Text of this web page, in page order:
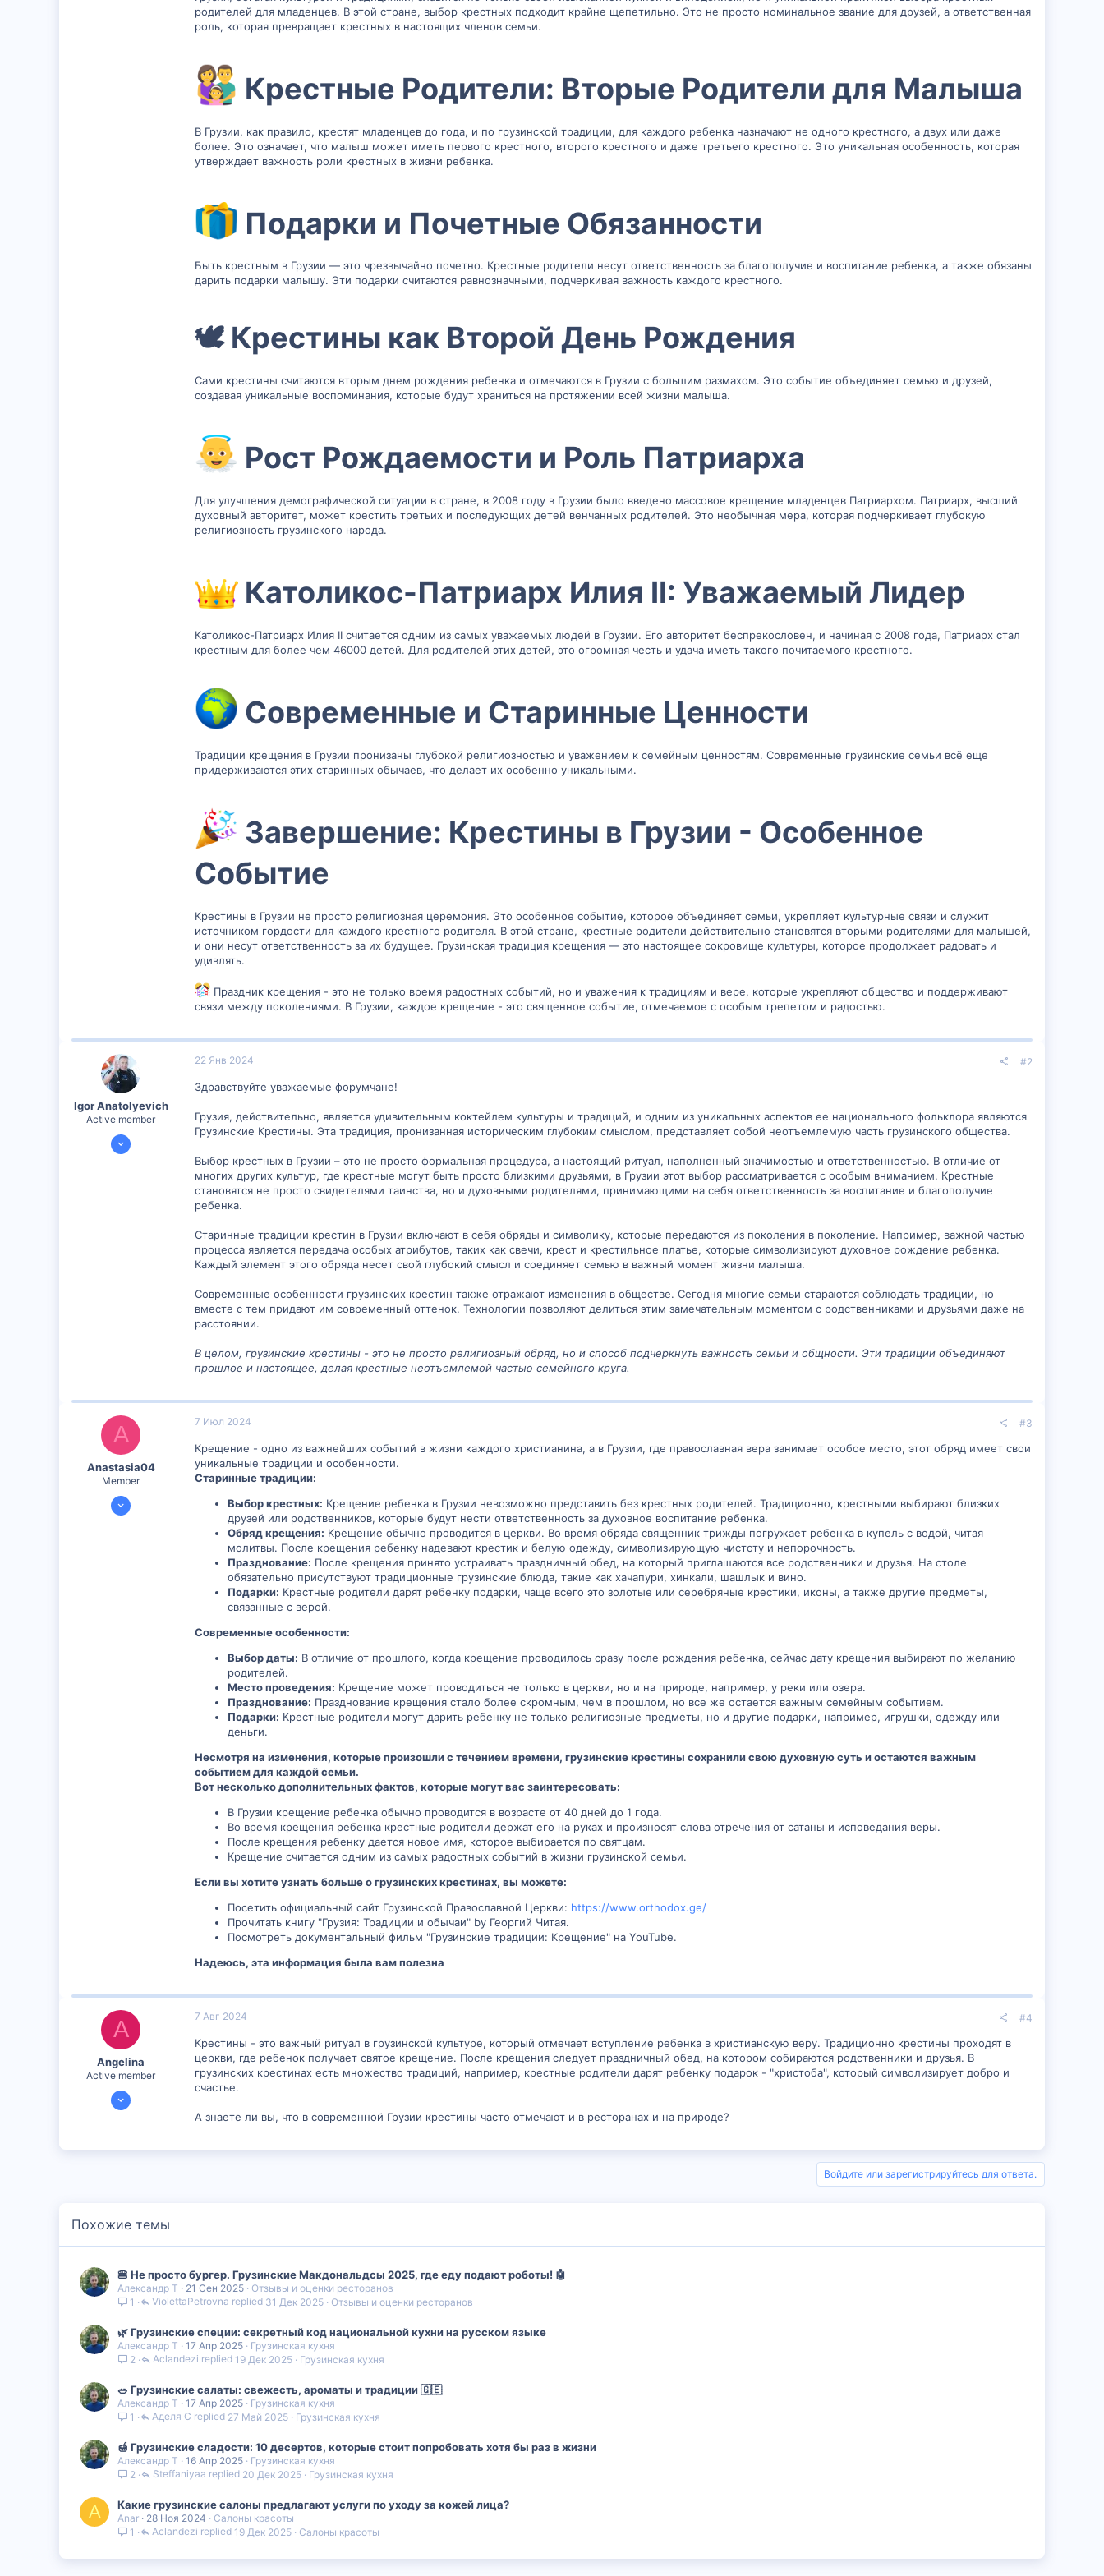
родителей для младенцев. В этой стране, выбор крестных подходит крайне щепетильно. Это не просто номинальное звание для друзей, а ответственная
роль, которая превращает крестных в настоящих членов семьи.
Крестные Родители: Вторые Родители для Малыша​
В Грузии, как правило, крестят младенцев до года, и по грузинской традиции, для каждого ребенка назначают не одного крестного, а двух или даже
более. Это означает, что малыш может иметь первого крестного, второго крестного и даже третьего крестного. Это уникальная особенность, которая
утверждает важность роли крестных в жизни ребенка.
Подарки и Почетные Обязанности​
Быть крестным в Грузии — это чрезвычайно почетно. Крестные родители несут ответственность за благополучие и воспитание ребенка, а также обязаны
дарить подарки малышу. Эти подарки считаются равнозначными, подчеркивая важность каждого крестного.
🕊 Крестины как Второй День Рождения​
Сами крестины считаются вторым днем рождения ребенка и отмечаются в Грузии с большим размахом. Это событие объединяет семью и друзей,
создавая уникальные воспоминания, которые будут храниться на протяжении всей жизни малыша.
Рост Рождаемости и Роль Патриарха​
Для улучшения демографической ситуации в стране, в 2008 году в Грузии было введено массовое крещение младенцев Патриархом. Патриарх, высший
духовный авторитет, может крестить третьих и последующих детей венчанных родителей. Это необычная мера, которая подчеркивает глубокую
религиозность грузинского народа.
Католикос-Патриарх Илия II: Уважаемый Лидер​
Католикос-Патриарх Илия II считается одним из самых уважаемых людей в Грузии. Его авторитет беспрекословен, и начиная с 2008 года, Патриарх стал
крестным для более чем 46000 детей. Для родителей этих детей, это огромная честь и удача иметь такого почитаемого крестного.
Современные и Старинные Ценности​
Традиции крещения в Грузии пронизаны глубокой религиозностью и уважением к семейным ценностям. Современные грузинские семьи всё еще
придерживаются этих старинных обычаев, что делает их особенно уникальными.
Завершение: Крестины в Грузии - Особенное
Событие​
Крестины в Грузии не просто религиозная церемония. Это особенное событие, которое объединяет семьи, укрепляет культурные связи и служит
источником гордости для каждого крестного родителя. В этой стране, крестные родители действительно становятся вторыми родителями для малышей,
и они несут ответственность за их будущее. Грузинская традиция крещения — это настоящее сокровище культуры, которое продолжает радовать и
удивлять.
Праздник крещения - это не только время радостных событий, но и уважения к традициям и вере, которые укрепляют общество и поддерживают
связи между поколениями. В Грузии, каждое крещение - это священное событие, отмечаемое с особым трепетом и радостью.
Igor Anatolyevich
Active member
18 Янв 2024
22 Янв 2024 #2
Здравствуйте уважаемые форумчане!
Грузия, действительно, является удивительным коктейлем культуры и традиций, и одним из уникальных аспектов ее национального фольклора являются
Грузинские Крестины. Эта традиция, пронизанная историческим глубоким смыслом, представляет собой неотъемлемую часть грузинского общества.
Выбор крестных в Грузии – это не просто формальная процедура, а настоящий ритуал, наполненный значимостью и ответственностью. В отличие от
многих других культур, где крестные могут быть просто близкими друзьями, в Грузии этот выбор рассматривается с особым вниманием. Крестные
становятся не просто свидетелями таинства, но и духовными родителями, принимающими на себя ответственность за воспитание и благополучие
ребенка.
Старинные традиции крестин в Грузии включают в себя обряды и символику, которые передаются из поколения в поколение. Например, важной частью
процесса является передача особых атрибутов, таких как свечи, крест и крестильное платье, которые символизируют духовное рождение ребенка.
Каждый элемент этого обряда несет свой глубокий смысл и соединяет семью в важный момент жизни малыша.
Современные особенности грузинских крестин также отражают изменения в обществе. Сегодня многие семьи стараются соблюдать традиции, но
вместе с тем придают им современный оттенок. Технологии позволяют делиться этим замечательным моментом с родственниками и друзьями даже на
расстоянии.
В целом, грузинские крестины - это не просто религиозный обряд, но и способ подчеркнуть важность семьи и общности. Эти традиции объединяют
прошлое и настоящее, делая крестные неотъемлемой частью семейного круга.
A
Anastasia04
Member
6 Июл 2024
7 Июл 2024 #3
Крещение - одно из важнейших событий в жизни каждого христианина, а в Грузии, где православная вера занимает особое место, этот обряд имеет свои
уникальные традиции и особенности.
Старинные традиции:
Выбор крестных: Крещение ребенка в Грузии невозможно представить без крестных родителей. Традиционно, крестными выбирают близких
друзей или родственников, которые будут нести ответственность за духовное воспитание ребенка.
Обряд крещения: Крещение обычно проводится в церкви. Во время обряда священник трижды погружает ребенка в купель с водой, читая
молитвы. После крещения ребенку надевают крестик и белую одежду, символизирующую чистоту и непорочность.
Празднование: После крещения принято устраивать праздничный обед, на который приглашаются все родственники и друзья. На столе
обязательно присутствуют традиционные грузинские блюда, такие как хачапури, хинкали, шашлык и вино.
Подарки: Крестные родители дарят ребенку подарки, чаще всего это золотые или серебряные крестики, иконы, а также другие предметы,
связанные с верой.
Современные особенности:
Выбор даты: В отличие от прошлого, когда крещение проводилось сразу после рождения ребенка, сейчас дату крещения выбирают по желанию
родителей.
Место проведения: Крещение может проводиться не только в церкви, но и на природе, например, у реки или озера.
Празднование: Празднование крещения стало более скромным, чем в прошлом, но все же остается важным семейным событием.
Подарки: Крестные родители могут дарить ребенку не только религиозные предметы, но и другие подарки, например, игрушки, одежду или
деньги.
Несмотря на изменения, которые произошли с течением времени, грузинские крестины сохранили свою духовную суть и остаются важным
событием для каждой семьи.
Вот несколько дополнительных фактов, которые могут вас заинтересовать:
В Грузии крещение ребенка обычно проводится в возрасте от 40 дней до 1 года.
Во время крещения ребенка крестные родители держат его на руках и произносят слова отречения от сатаны и исповедания веры.
После крещения ребенку дается новое имя, которое выбирается по святцам.
Крещение считается одним из самых радостных событий в жизни грузинской семьи.
Если вы хотите узнать больше о грузинских крестинах, вы можете:
Посетить официальный сайт Грузинской Православной Церкви: https://www.orthodox.ge/
Прочитать книгу "Грузия: Традиции и обычаи" by Георгий Читая.
Посмотреть документальный фильм "Грузинские традиции: Крещение" на YouTube.
Надеюсь, эта информация была вам полезна
A
Angelina
Active member
24 Июл 2024
7 Авг 2024 #4
Крестины - это важный ритуал в грузинской культуре, который отмечает вступление ребенка в христианскую веру. Традиционно крестины проходят в
церкви, где ребенок получает святое крещение. После крещения следует праздничный обед, на котором собираются родственники и друзья. В
грузинских крестинах есть множество традиций, например, крестные родители дарят ребенку подарок - "христоба", который символизирует добро и
счастье.
А знаете ли вы, что в современной Грузии крестины часто отмечают и в ресторанах и на природе?
Войдите или зарегистрируйтесь для ответа.
Похожие темы
🍔 Не просто бургер. Грузинские Макдональдсы 2025, где еду подают роботы! 🤖
Александр Т 21 Сен 2025 Отзывы и оценки ресторанов
1
Отзывы и оценки ресторанов
31 Дек 2025
ViolettaPetrovna
🌿 Грузинские специи: секретный код национальной кухни на русском языке
Александр Т 17 Апр 2025
Грузинская кухня
2
Грузинская кухня
19 Дек 2025
Aclandezi
🥗 Грузинские салаты: свежесть, ароматы и традиции 🇬🇪
Александр Т 17 Апр 2025
Грузинская кухня
1
Грузинская кухня
27 Май 2025
Аделя С
🍯 Грузинские сладости: 10 десертов, которые стоит попробовать хотя бы раз в жизни
Александр Т 16 Апр 2025
Грузинская кухня
2
Грузинская кухня
20 Дек 2025
Steffaniyaa
A Какие грузинские салоны предлагают услуги по уходу за кожей лица?
Anar 28 Ноя 2024
Салоны красоты
1
Салоны красоты
19 Дек 2025
Aclandezi